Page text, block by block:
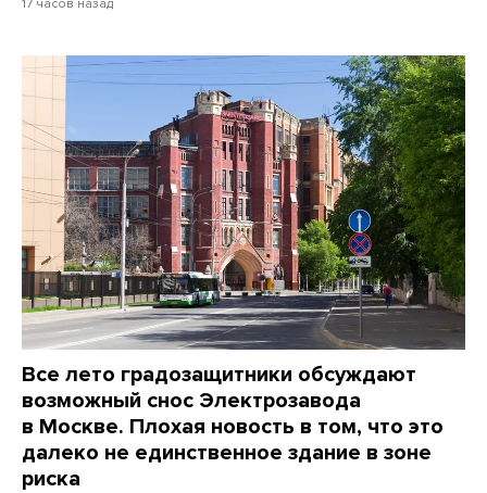
Все лето градозащитники обсуждают
возможный снос Электрозавода
в Москве. Плохая новость в том, что это
далеко не единственное здание в зоне
риска